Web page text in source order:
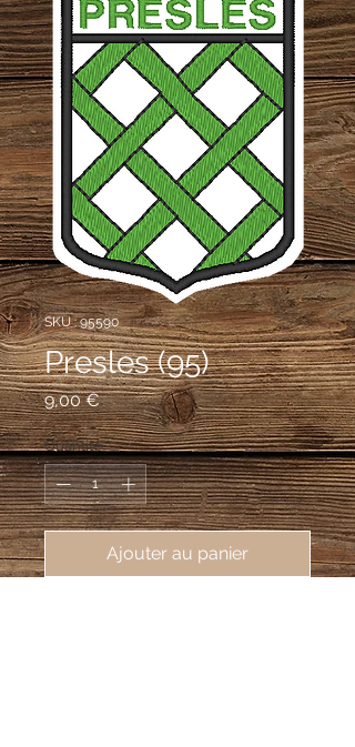
SKU : 95590
Presles (95)
9,00 €Prix
Quantité *
Ajouter au panier